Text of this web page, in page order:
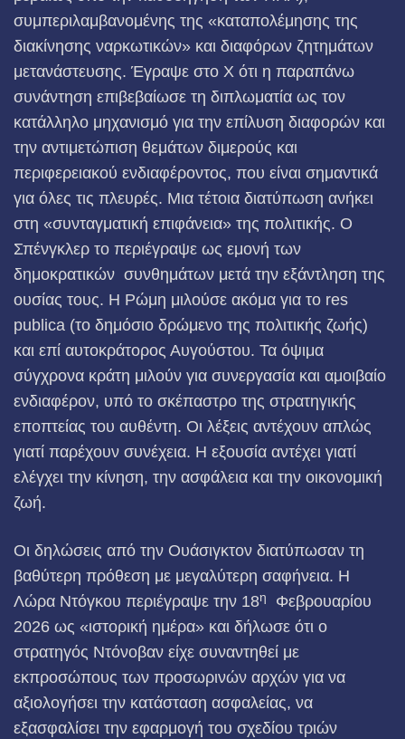
συμπεριλαμβανομένης της «καταπολέμησης της
διακίνησης ναρκωτικών» και διαφόρων ζητημάτων
μετανάστευσης. Έγραψε στο X ότι η παραπάνω
συνάντηση επιβεβαίωσε τη διπλωματία ως τον
κατάλληλο μηχανισμό για την επίλυση διαφορών και
την αντιμετώπιση θεμάτων διμερούς και
περιφερειακού ενδιαφέροντος, που είναι σημαντικά
για όλες τις πλευρές. Μια τέτοια διατύπωση ανήκει
στη «συνταγματική επιφάνεια» της πολιτικής. Ο
Σπένγκλερ το περιέγραψε ως εμονή των
δημοκρατικών συνθημάτων μετά την εξάντληση της
ουσίας τους. Η Ρώμη μιλούσε ακόμα για το res
publica (το δημόσιο δρώμενο της πολιτικής ζωής)
και επί αυτοκράτορος Αυγούστου. Τα όψιμα
σύγχρονα κράτη μιλούν για συνεργασία και αμοιβαίο
ενδιαφέρον, υπό το σκέπαστρο της στρατηγικής
εποπτείας του αυθέντη. Οι λέξεις αντέχουν απλώς
γιατί παρέχουν συνέχεια. Η εξουσία αντέχει γιατί
ελέγχει την κίνηση, την ασφάλεια και την οικονομική
ζωή.
Οι δηλώσεις από την Ουάσιγκτον διατύπωσαν τη
βαθύτερη πρόθεση με μεγαλύτερη σαφήνεια. Η
Λώρα Ντόγκου περιέγραψε την 18η
Φεβρουαρίου
2026 ως «ιστορική ημέρα» και δήλωσε ότι ο
στρατηγός Ντόνοβαν είχε συναντηθεί με
εκπροσώπους των προσωρινών αρχών για να
αξιολογήσει την κατάσταση ασφαλείας, να
εξασφαλίσει την εφαρμογή του σχεδίου τριών